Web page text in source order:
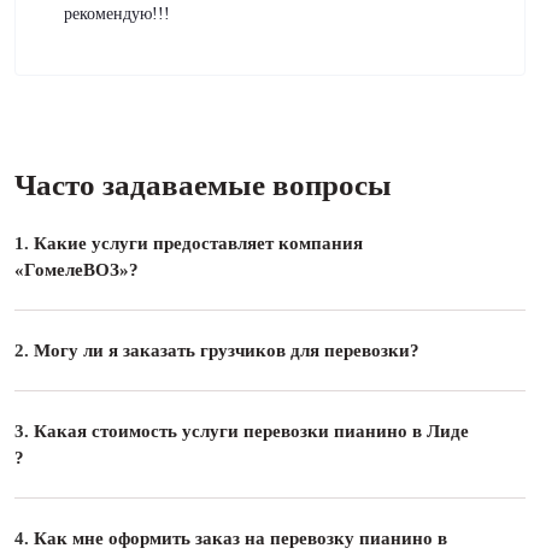
рекомендую!!!
Часто задаваемые вопросы
1. Какие услуги предоставляет компания
«ГомелеВОЗ»?
2. Могу ли я заказать грузчиков для перевозки?
3. Какая стоимость услуги перевозки пианино в Лиде
?
4. Как мне оформить заказ на перевозку пианино в